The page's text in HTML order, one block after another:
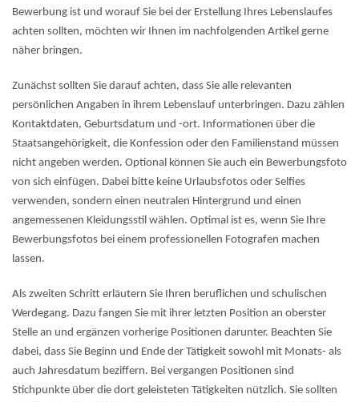
Bewerbung ist und worauf Sie bei der Erstellung Ihres Lebenslaufes
achten sollten, möchten wir Ihnen im nachfolgenden Artikel gerne
näher bringen.
Zunächst sollten Sie darauf achten, dass Sie alle relevanten
persönlichen Angaben in ihrem Lebenslauf unterbringen. Dazu zählen
Kontaktdaten, Geburtsdatum und -ort. Informationen über die
Staatsangehörigkeit, die Konfession oder den Familienstand müssen
nicht angeben werden. Optional können Sie auch ein Bewerbungsfoto
von sich einfügen. Dabei bitte keine Urlaubsfotos oder Selfies
verwenden, sondern einen neutralen Hintergrund und einen
angemessenen Kleidungsstil wählen. Optimal ist es, wenn Sie Ihre
Bewerbungsfotos bei einem professionellen Fotografen machen
lassen.
Als zweiten Schritt erläutern Sie Ihren beruflichen und schulischen
Werdegang. Dazu fangen Sie mit ihrer letzten Position an oberster
Stelle an und ergänzen vorherige Positionen darunter. Beachten Sie
dabei, dass Sie Beginn und Ende der Tätigkeit sowohl mit Monats- als
auch Jahresdatum beziffern. Bei vergangen Positionen sind
Stichpunkte über die dort geleisteten Tätigkeiten nützlich. Sie sollten